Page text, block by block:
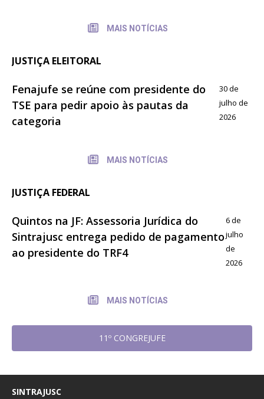
MAIS NOTÍCIAS
JUSTIÇA ELEITORAL
Fenajufe se reúne com presidente do
TSE para pedir apoio às pautas da
categoria
30 de
julho de
2026
MAIS NOTÍCIAS
JUSTIÇA FEDERAL
Quintos na JF: Assessoria Jurídica do
Sintrajusc entrega pedido de pagamento
ao presidente do TRF4
6 de
julho
de
2026
MAIS NOTÍCIAS
11º CONGREJUFE
SINTRAJUSC